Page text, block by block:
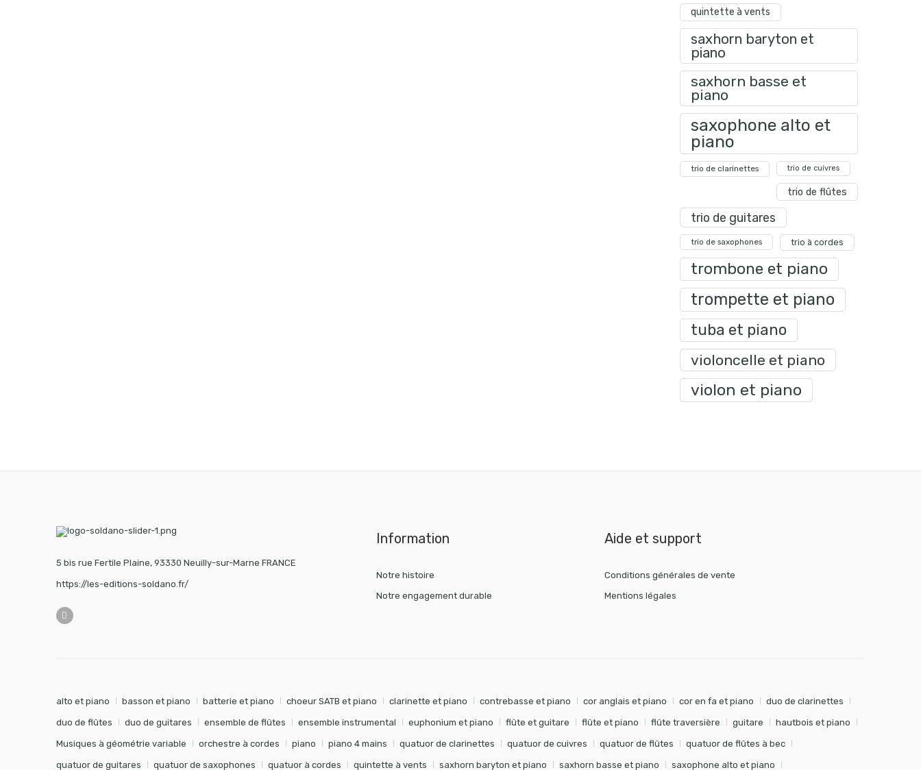
quintette à vents
saxhorn baryton et
piano
saxhorn basse et
piano
saxophone alto et
piano
trio de clarinettes trio de cuivres
trio de flûtes
trio de guitares
trio de saxophones trio à cordes
trombone et piano
trompette et piano
tuba et piano
violoncelle et piano
violon et piano
5 bis rue Fertile Plaine, 93330 Neuilly-sur-Marne FRANCE
https://les-editions-soldano.fr/
Information
Notre histoire
Notre engagement durable
Aide et support
Conditions générales de vente
Mentions légales
alto et piano basson et piano batterie et piano choeur SATB et piano clarinette et piano contrebasse et piano cor anglais et piano cor en fa et piano duo de clarinettes
duo de flûtes duo de guitares ensemble de flûtes ensemble instrumental euphonium et piano flûte et guitare flûte et piano flûte traversière guitare hautbois et piano
Musiques à géométrie variable orchestre à cordes piano piano 4 mains quatuor de clarinettes quatuor de cuivres quatuor de flûtes quatuor de flûtes à bec
quatuor de guitares quatuor de saxophones quatuor à cordes quintette à vents saxhorn baryton et piano saxhorn basse et piano saxophone alto et piano